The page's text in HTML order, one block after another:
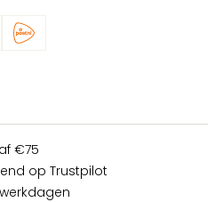
€75
op Trustpilot